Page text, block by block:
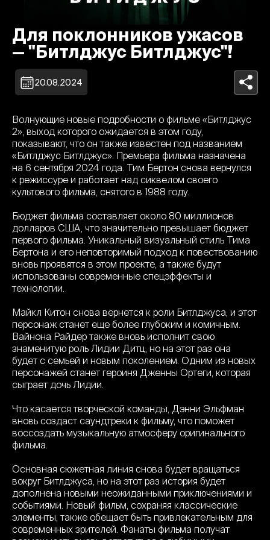
Для поклонников ужасов
— "Битлджус Битлджус"!
20.08.2024
Волнующие новые подробности о фильме «Битлджус
2», выход которого ожидается в этом году,
показывают, что он также известен под названием
«Битлджус Битлджус». Премьера фильма назначена
на 6 сентября 2024 года. Тим Бертон снова вернулся
к режиссуре и работает над сиквелом своего
культового фильма, снятого в 1988 году.
Бюджет фильма составляет около 80 миллионов
долларов США, что значительно превышает бюджет
первого фильма. Уникальный визуальный стиль Тима
Бертона и его неповторимый подход к повествованию
вновь проявятся в этом проекте, а также будут
использованы современные спецэффекты и
технологии.
Майкл Китон снова вернется к роли Битлджуса, и этот
персонаж станет еще более глубоким и комичным.
Вайнона Райдер также вновь исполнит свою
знаменитую роль Лидии Дитц, но на этот раз она
будет с семьей и новым поколением. Одним из новых
персонажей станет героиня Дженны Ортеги, которая
сыграет дочь Лидии.
Что касается творческой команды, Дэнни Эльфман
вновь создаст саундтреки к фильму, что поможет
воссоздать музыкальную атмосферу оригинального
фильма.
Основная сюжетная линия снова будет вращаться
вокруг Битлджуса, но на этот раз история будет
дополнена новыми неожиданными приключениями и
событиями. Новый фильм, сохраняя классические
элементы, также обещает быть привлекательным для
современных зрителей. Фанаты фильма получат